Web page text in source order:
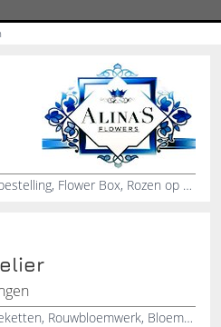
Exclusieve rozen, Rozen op bestelling, Flower Box, Rozen op verzoek, Jubileum, Bruiloften, Verjaardagen, Aanzoek, Trouwen, Bloemendecoratie
Bloemen, Planten, Bruidsboeketten, Rouwbloemwerk, Bloemstukken, Woonaccesoires, Kadoartikelen, Bloempotten, Webwinkel, Boeketten